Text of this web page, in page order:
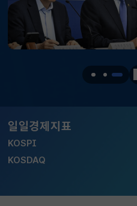
일일경제지표
KOSPI
KOSDAQ
KOSPI
KOSDAQ
국고채(3년)